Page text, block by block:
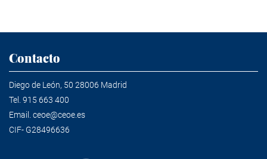
Contacto
Diego de León, 50 28006 Madrid
Tel. 915 663 400
Email. ceoe@ceoe.es
CIF- G28496636